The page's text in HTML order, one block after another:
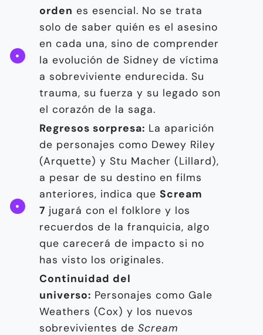
orden es esencial. No se trata
solo de saber quién es el asesino
en cada una, sino de comprender
la evolución de Sidney de víctima
a sobreviviente endurecida. Su
trauma, su fuerza y su legado son
el corazón de la saga.
Regresos sorpresa: La aparición
de personajes como Dewey Riley
(Arquette) y Stu Macher (Lillard),
a pesar de su destino en films
anteriores, indica que Scream
7 jugará con el folklore y los
recuerdos de la franquicia, algo
que carecerá de impacto si no
has visto los originales.
Continuidad del
universo: Personajes como Gale
Weathers (Cox) y los nuevos
sobrevivientes de Scream